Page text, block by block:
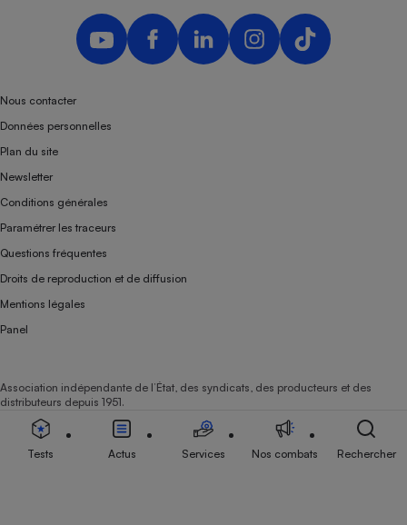
Nous contacter
Données personnelles
Plan du site
Newsletter
Conditions générales
Paramétrer les traceurs
Questions fréquentes
Droits de reproduction et de diffusion
Mentions légales
Panel
Association indépendante de l’État, des syndicats, des producteurs et des
distributeurs depuis 1951.
Tests Actus Services Nos combats Rechercher